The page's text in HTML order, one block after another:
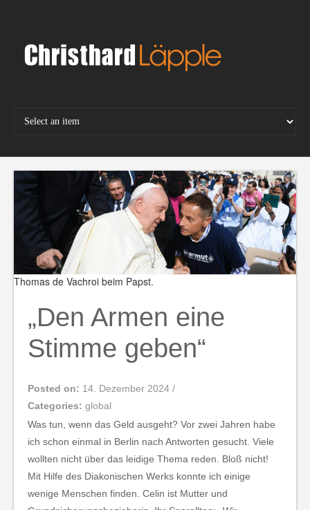
Thomas de Vachroi beim Papst.
„Den Armen eine
Stimme geben“
Posted on: 14. Dezember 2024 /
Categories: global
Was tun, wenn das Geld ausgeht? Vor zwei Jahren habe
ich schon einmal in Berlin nach Antworten gesucht. Viele
wollten nicht über das leidige Thema reden. Bloß nicht!
Mit Hilfe des Diakonischen Werks konnte ich einige
wenige Menschen finden. Celin ist Mutter und